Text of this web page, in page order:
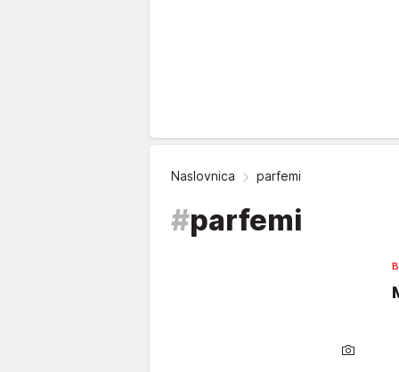
Naslovnica parfemi
#parfemi